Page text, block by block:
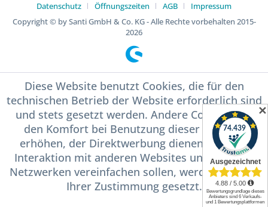
Datenschutz
Öffnungszeiten AGB
Impressum
Copyright © by Santi GmbH & Co. KG - Alle Rechte vorbehalten 2015-
2026
Diese Website benutzt Cookies, die für den
technischen Betrieb der Website erforderlich sind
und stets gesetzt werden. Andere Cookies, die
den Komfort bei Benutzung dieser Website
erhöhen, der Direktwerbung dienen oder die
Interaktion mit anderen Websites und sozialen
Netzwerken vereinfachen sollen, werden nur mit
Ihrer Zustimmung gesetzt.
✕